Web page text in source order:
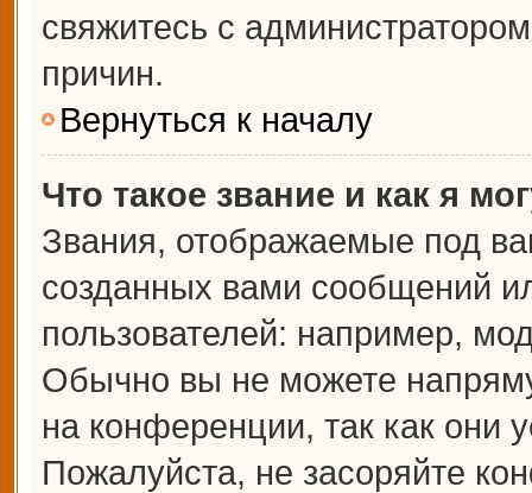
свяжитесь с
причин.
Вернуться к началу
Что такое звание и как я
Звания, отображаемые под
созданных вами сообщений
пользователей: например,
Обычно вы не можете
на конференции, так как они
Пожалуйста, не засоряйте